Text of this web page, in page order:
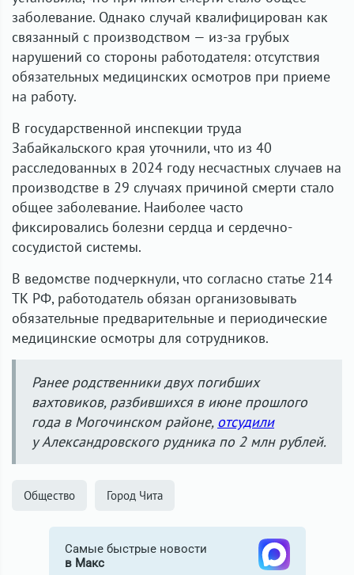
заболевание. Однако случай квалифицирован как
связанный с производством — из-за грубых
нарушений со стороны работодателя: отсутствия
обязательных медицинских осмотров при приеме
на работу.
В государственной инспекции труда
Забайкальского края уточнили, что из 40
расследованных в 2024 году несчастных случаев на
производстве в 29 случаях причиной смерти стало
общее заболевание. Наиболее часто
фиксировались болезни сердца и сердечно-
сосудистой системы.
В ведомстве подчеркнули, что согласно статье 214
ТК РФ, работодатель обязан организовывать
обязательные предварительные и периодические
медицинские осмотры для сотрудников.
Ранее родственники двух погибших
вахтовиков, разбившихся в июне прошлого
года в Могочинском районе, отсудили
у Александровского рудника по 2 млн рублей.
Общество Город Чита
Самые быстрые новости
в Макс